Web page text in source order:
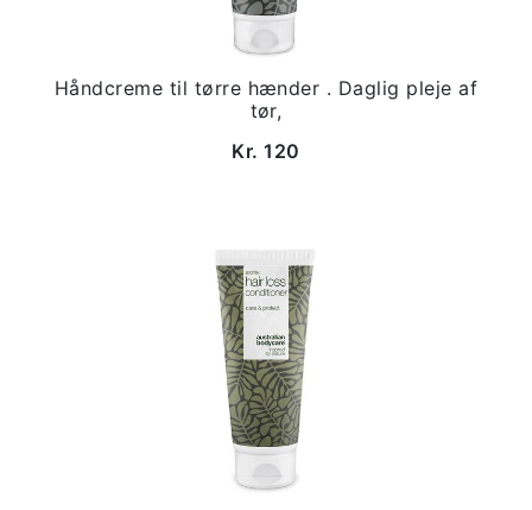
Håndcreme til tørre hænder . Daglig pleje af
tør,
Kr. 120